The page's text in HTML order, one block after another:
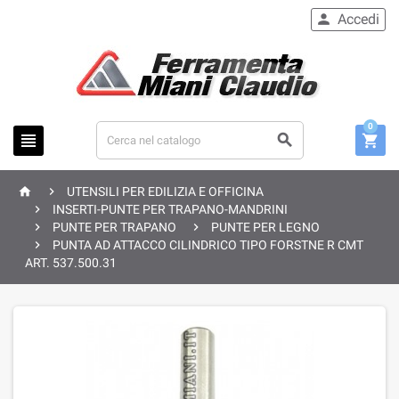
 
 Accedi

0
 
UTENSILI PER EDILIZIA E OFFICINA

INSERTI-PUNTE PER TRAPANO-MANDRINI

PUNTE PER TRAPANO 
PUNTE PER LEGNO

PUNTA AD ATTACCO CILINDRICO TIPO FORSTNE R CMT
ART. 537.500.31